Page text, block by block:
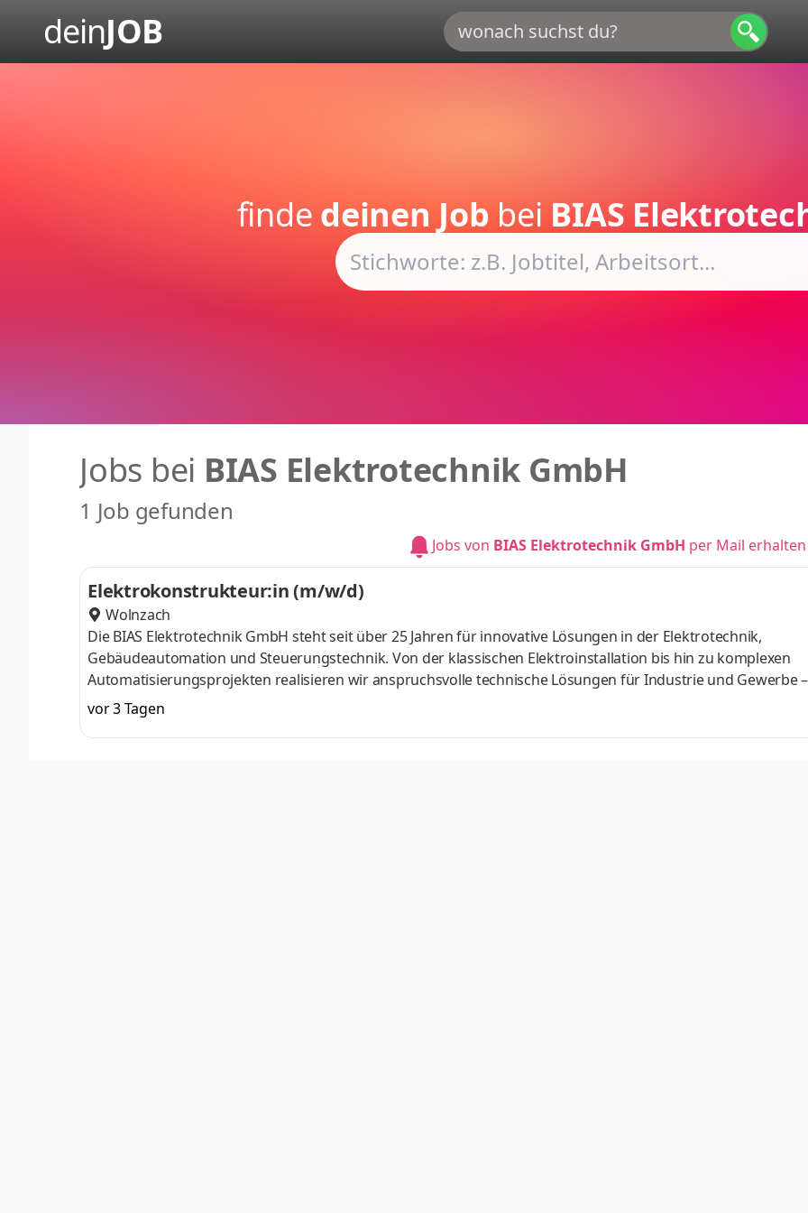
deinJOB
finde deinen JobbeiBIAS
Jobs bei BIAS Elektrotechnik GmbH
1 Job gefunden
Jobs von BIAS Elektrotechnik GmbH per Mail erhalten
Elektrokonstrukteur:in (m/w/d)
Wolnzach
Die BIAS Elektrotechnik GmbH steht seit über 25 Jahren für innovative Lösungen in der Elektrotechnik,
Gebäudeautomation und Steuerungstechnik. Von der klassischen Elektroinstallation bis hin zu komplexen
Automatisierungsprojekten realisieren wir anspruchsvolle technische Lösungen für Industrie und Gewerbe –
zuverlässig, modern und zukunftsorientiert.Bei uns begleitet ein festes Team unsere Projekte von der
die Umsetzung bis zur Inbetriebnahme. Kurze Entscheidungswege, ein starkes Miteinander und echte
Mentalität prägen unseren Arbeitsalltag.Warum BIAS? Weil Sie bei uns nicht nur ausführen, sondern
vor 3 Tagen